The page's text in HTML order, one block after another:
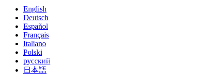
English
Deutsch
Español
Français
Italiano
Polski
русский
日本語